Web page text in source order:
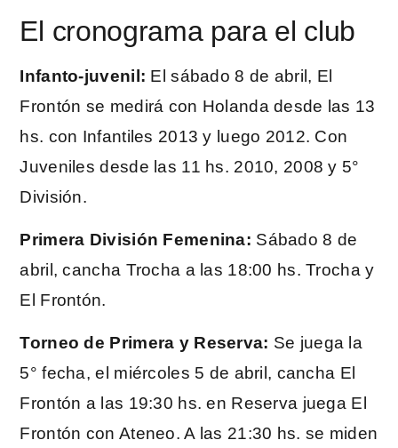
El cronograma para el club
Infanto-juvenil: El sábado 8 de abril, El
Frontón se medirá con Holanda desde las 13
hs. con Infantiles 2013 y luego 2012. Con
Juveniles desde las 11 hs. 2010, 2008 y 5°
División.
Primera División Femenina: Sábado 8 de
abril, cancha Trocha a las 18:00 hs. Trocha y
El Frontón.
Torneo de Primera y Reserva: Se juega la
5° fecha, el miércoles 5 de abril, cancha El
Frontón a las 19:30 hs. en Reserva juega El
Frontón con Ateneo. A las 21:30 hs. se miden